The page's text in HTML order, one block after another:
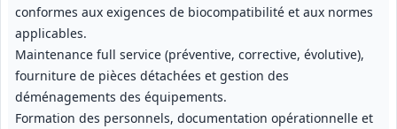
conformes aux exigences de biocompatibilité et aux normes
applicables.
Maintenance full service (préventive, corrective, évolutive),
fourniture de pièces détachées et gestion des
déménagements des équipements.
Formation des personnels, documentation opérationnelle et